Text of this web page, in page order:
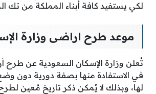
لكي يستفيد كافة أبناء المملكة من تك
موعد طرح اراضى وزارة
تُعلن وزارة الإسكان السعودية عن طرح
في الاستفادة منها بصفة دورية دون
لها، وبذلك لا يُمكن ذكر تاريخ مُعين